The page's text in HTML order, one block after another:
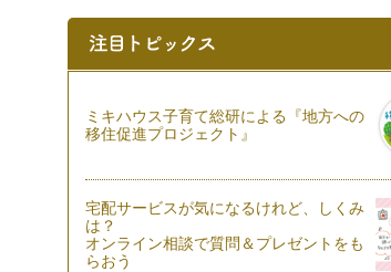
ミキハウス子育て総研による『地方への
移住促進プロジェクト』
宅配サービスが気になるけれど、しくみ
は？
オンライン相談で質問＆プレゼントをも
らおう